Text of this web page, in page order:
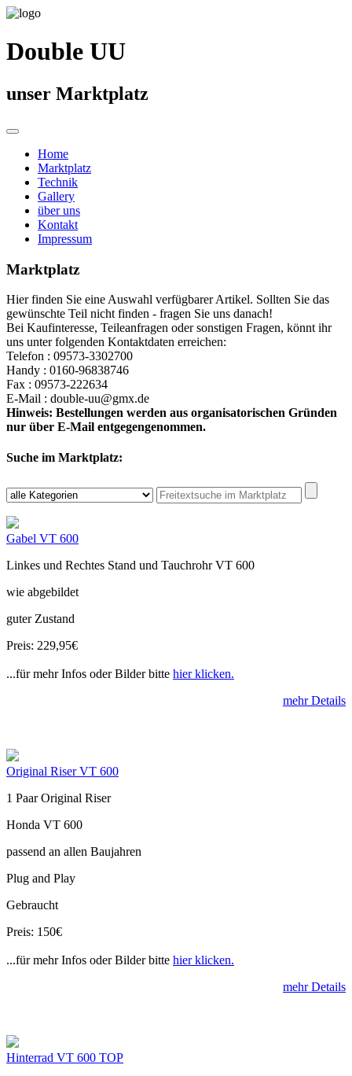
Double UU
unser Marktplatz
Home
Marktplatz
Technik
Gallery
über uns
Kontakt
Impressum
Marktplatz
Hier finden Sie eine Auswahl verfügbarer Artikel. Sollten Sie das
gewünschte Teil nicht finden - fragen Sie uns danach!
Bei Kaufinteresse, Teileanfragen oder sonstigen Fragen, könnt ihr
uns unter folgenden Kontaktdaten erreichen:
Telefon : 09573-3302700
Handy : 0160-96838746
Fax : 09573-222634
E-Mail : double-uu@gmx.de
Hinweis: Bestellungen werden aus organisatorischen Gründen
nur über E-Mail entgegengenommen.
Suche im Marktplatz:
Gabel VT 600
Linkes und Rechtes Stand und Tauchrohr VT 600
wie abgebildet
guter Zustand
Preis: 229,95€
...für mehr Infos oder Bilder bitte hier klicken.
mehr Details
Original Riser VT 600
1 Paar Original Riser
Honda VT 600
passend an allen Baujahren
Plug and Play
Gebraucht
Preis: 150€
...für mehr Infos oder Bilder bitte hier klicken.
mehr Details
Hinterrad VT 600 TOP